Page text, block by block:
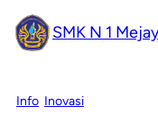
SMK N 1
Info Inovasi